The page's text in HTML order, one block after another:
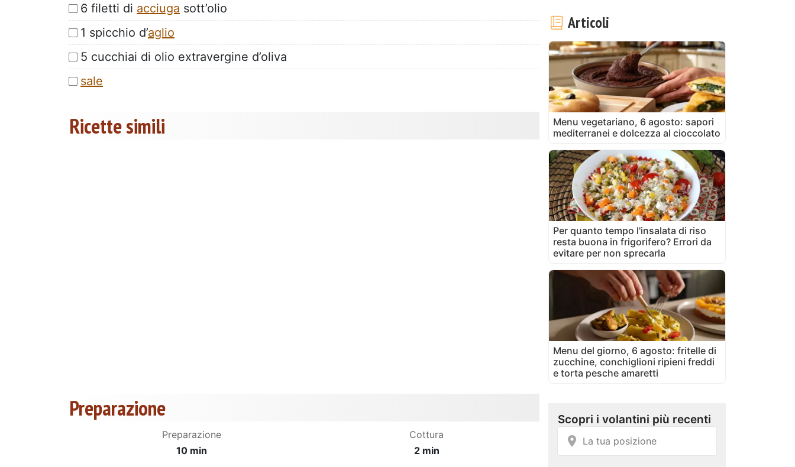
6 filetti di acciuga sott’olio
1 spicchio d’aglio
5 cucchiai di olio extravergine d’oliva
sale
Ricette simili
Preparazione
Preparazione
10 min
Cottura
2 min
Articoli
Menu vegetariano, 6 agosto: sapori
mediterranei e dolcezza al cioccolato
Per quanto tempo l'insalata di riso
resta buona in frigorifero? Errori da
evitare per non sprecarla
Menu del giorno, 6 agosto: fritelle di
zucchine, conchiglioni ripieni freddi
e torta pesche amaretti